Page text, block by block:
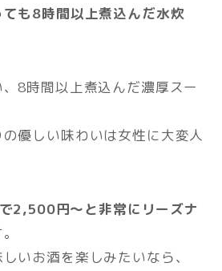
も8時間以上煮込んだ水炊
8時間以上煮込んだ濃厚スー
優しい味わいは女性に大変人
2,500円〜と非常にリーズナ
いお酒を楽しみたいなら、